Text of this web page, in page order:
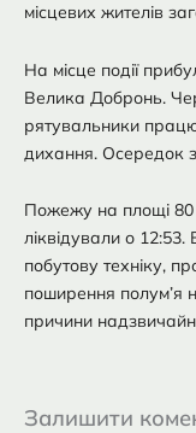
місцевих жителів
На місце події
Велика Добронь.
рятувальники
дихання. Осередок
Пожежу на площі 80
ліквідували о
побутову техніку,
поширення полум’я
причини
Залишити